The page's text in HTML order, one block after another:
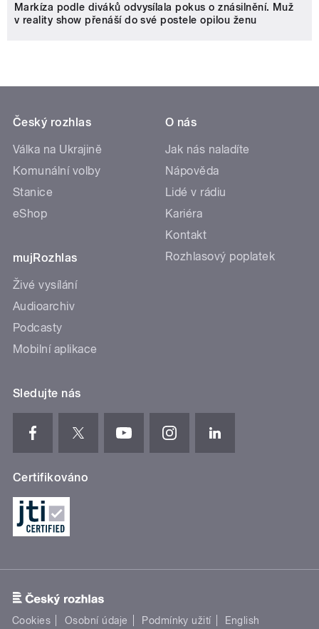
Markíza podle diváků odvysílala pokus o znásilnění. Muž
v reality show přenáší do své postele opilou ženu
Český rozhlas
Válka na Ukrajině
Komunální volby
Stanice
eShop
mujRozhlas
Živé vysílání
Audioarchiv
Podcasty
Mobilní aplikace
O nás
Jak nás naladíte
Nápověda
Lidé v rádiu
Kariéra
Kontakt
Rozhlasový poplatek
Sledujte nás
Certifikováno
Cookies Osobní údaje Podmínky užití English